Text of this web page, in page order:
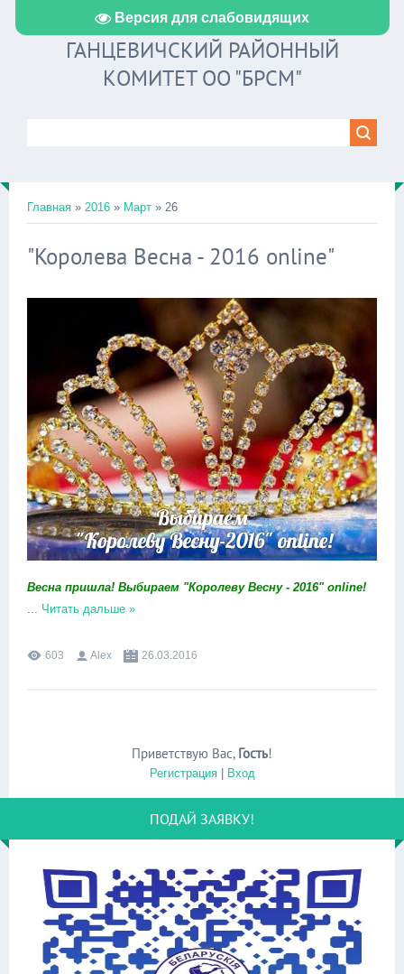
Версия для слабовидящих
ГАНЦЕВИЧСКИЙ РАЙОННЫЙ
КОМИТЕТ ОО "БРСМ"
Главная » 2016 » Март » 26
"Королева Весна - 2016 online"
Весна пришла! Выбираем "Королеву Весну - 2016" online!
... Читать дальше »
603 Alex 26.03.2016
Приветствую Вас, Гость!
Регистрация| Вход
ПОДАЙ ЗАЯВКУ!